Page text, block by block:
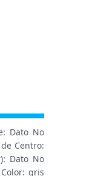
Dato No
Centro:
Dato No
gris